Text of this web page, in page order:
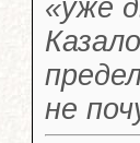
«уже
не